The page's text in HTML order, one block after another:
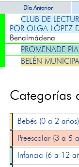
Día Anterior
CLUB DE
POR OLGA LÓPEZ
Benalmádena
PROMENADE
BELÉN
Categorías
Bebés (0 a 2 años)
Preescolar (3 a 5
Infancia (6 a 12